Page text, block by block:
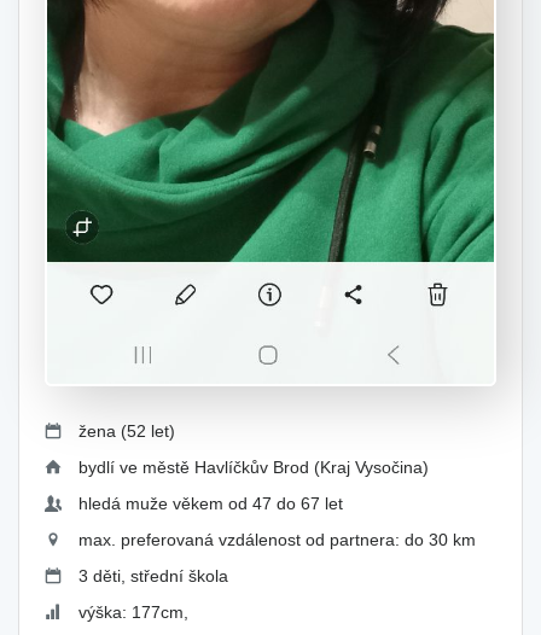
žena (52 let)
bydlí ve městě Havlíčkův Brod (Kraj Vysočina)
hledá muže věkem od 47 do 67 let
max. preferovaná vzdálenost od partnera: do 30 km
3 děti, střední škola
výška: 177cm,